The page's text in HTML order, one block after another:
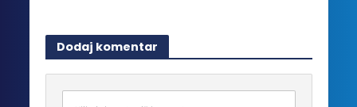
Dodaj komentar